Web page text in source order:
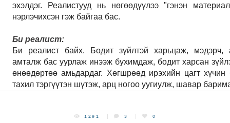
эхэлдэг. Реалистууд нь нөгөөдүүлээ "гэнэн
нэрлэчихсэн гэж байгаа бас.
Би реалист:
Би реалист байх. Бодит зүйлтэй харьцаж, мэдэрч,
амталж бас уурлаж инээж бухимдаж, бодит харсан
өнөөдөртөө амьдардаг. Хөгшрөөд ирэхийн цагт
тахил тэргүүтэн шүтэж, арц ногоо уугиулж, шавар
1291 3 0